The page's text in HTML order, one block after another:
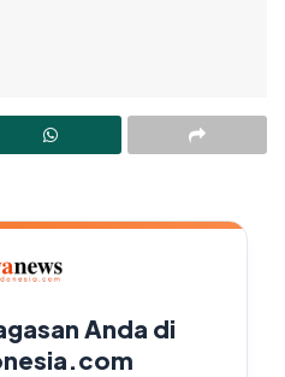
Anda di